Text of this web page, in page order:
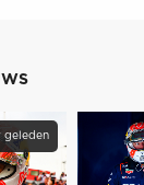
geleden